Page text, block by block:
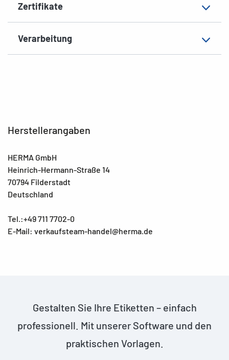
Zertifikate
Verarbeitung
Herstellerangaben
HERMA GmbH
Heinrich-Hermann-Straße 14
70794 Filderstadt
Deutschland
Tel.:+49 711 7702-0
E-Mail: verkaufsteam-handel@herma.de
Gestalten Sie Ihre Etiketten – einfach
professionell. Mit unserer Software und den
praktischen Vorlagen.